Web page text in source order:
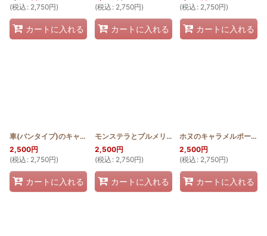
(税込 : 2,750円)
カートに入れる
(税込 : 2,750円)
カートに入れる
(税込 : 2,750円)
カートに入れる
車(バンタイプ)のキャラメルポーチ 薄型 [HQKP_USU_BAN]
2,500円
(税込 : 2,750円)
カートに入れる
モンステラとプルメリアのキャラメルポーチ 薄型
2,500円
(税込 : 2,750円)
カートに入れる
ホヌのキャラメルポーチ 薄型
2,500円
(税込 : 2,750円)
カートに入れる